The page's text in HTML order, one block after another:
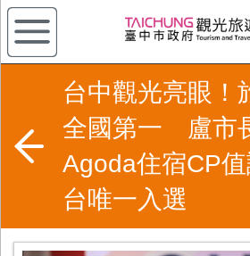
台中觀光亮眼！
全國第一 盧市
Agoda住宿CP
台唯一入選